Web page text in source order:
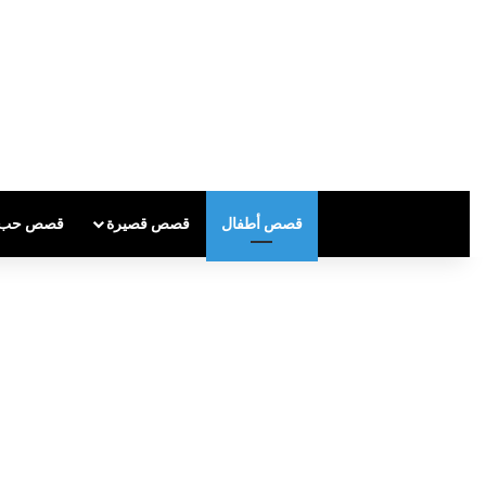
قصص أطفال قصص قصيرة قصص